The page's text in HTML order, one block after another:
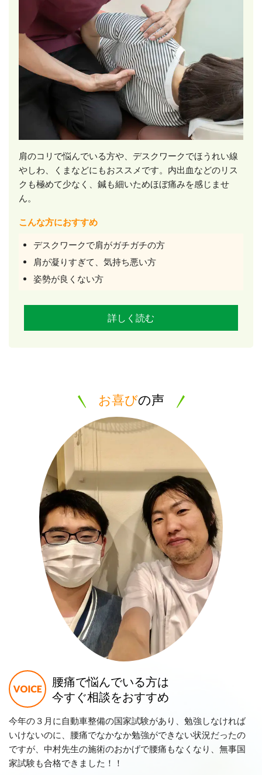
肩のコリで悩んでいる方や、デスクワークでほうれい線
やしわ、くまなどにもおススメです。内出血などのリス
クも極めて少なく、鍼も細いためほぼ痛みを感じませ
ん。
こんな方におすすめ
デスクワークで肩がガチガチの方
肩が凝りすぎて、気持ち悪い方
姿勢が良くない方
詳しく読む
お喜びの声
腰痛で悩んでいる方は
今すぐ相談をおすすめ
今年の３月に自動車整備の国家試験があり、勉強しなければ
いけないのに、腰痛でなかなか勉強ができない状況だったの
ですが、中村先生の施術のおかげで腰痛もなくなり、無事国
家試験も合格できました！！